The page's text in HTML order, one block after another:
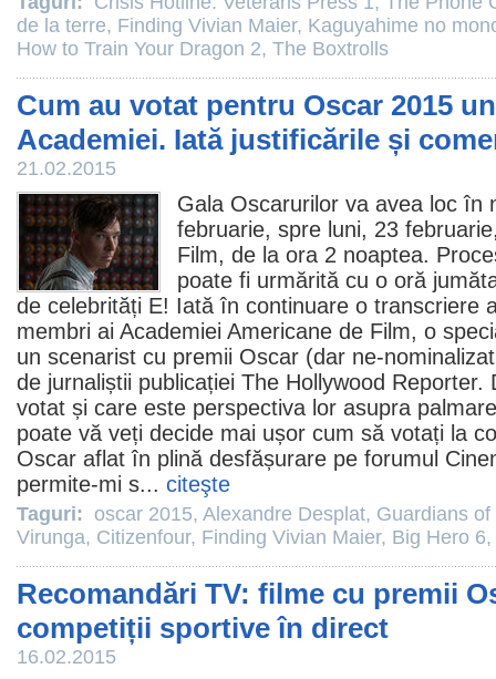
de la terre, Finding Vivian Maier, Kaguyahime no
How to Train Your Dragon 2, The Boxtrolls
Cum au votat pentru Oscar 2015
Academiei. Iată justificările și
21.02.2015
Gala Oscarurilor va avea loc în
februarie, spre luni, 23
Film, de la ora 2 noaptea.
poate fi urmărită cu o oră
de celebrități E! Iată în continuare o transcriere
membri ai Academiei Americane de Film, o
un scenarist cu premii Oscar (dar ne-
de jurnaliștii publicației The Hollywood Reporter.
votat și care este perspectiva lor asupra
poate vă veți decide mai ușor cum să votați la
Oscar aflat în plină desfășurare pe forumul
permite-mi s... citeşte
Taguri: oscar 2015, Alexandre Desplat, Guardians
Virunga, Citizenfour, Finding Vivian Maier, Big Hero 6,
Recomandări TV: filme cu premii
competiții sportive în direct
16.02.2015